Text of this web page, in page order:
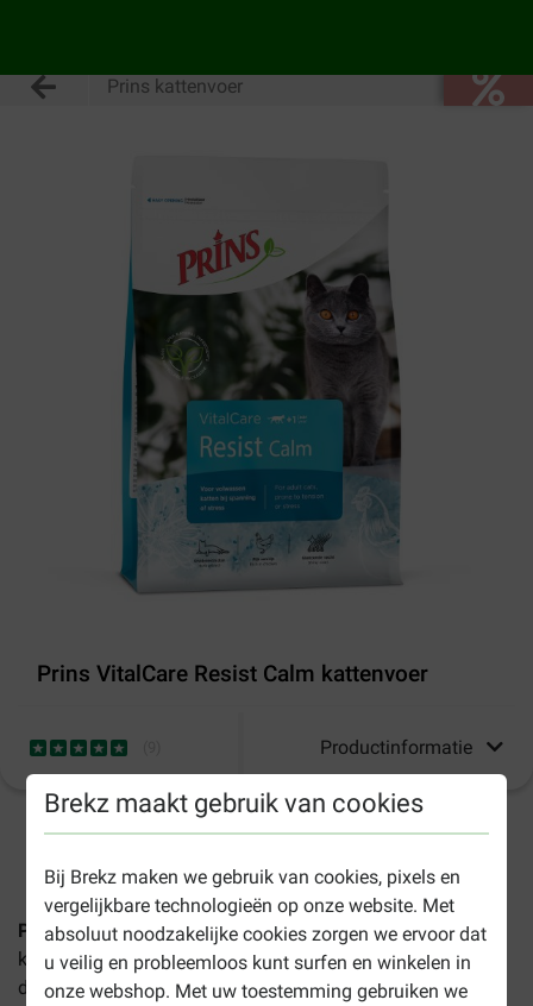
Brekz maakt gebruik van cookies
Bij Brekz maken we gebruik van cookies, pixels en
vergelijkbare technologieën op onze website. Met
absoluut noodzakelijke cookies zorgen we ervoor dat
u veilig en probleemloos kunt surfen en winkelen in
onze webshop. Met uw toestemming gebruiken we
Prins kattenvoer
Prins VitalCare Resist Calm kattenvoer
Productinformatie
1-3 werkdagen levertijd, tenzij anders aangegeven
Prins VitalCare Resist Calm kattenvoeris een krokante
kattenvoeding met kruidenextracten, geschikt voor katten
die een verminderde weerstand hebben.